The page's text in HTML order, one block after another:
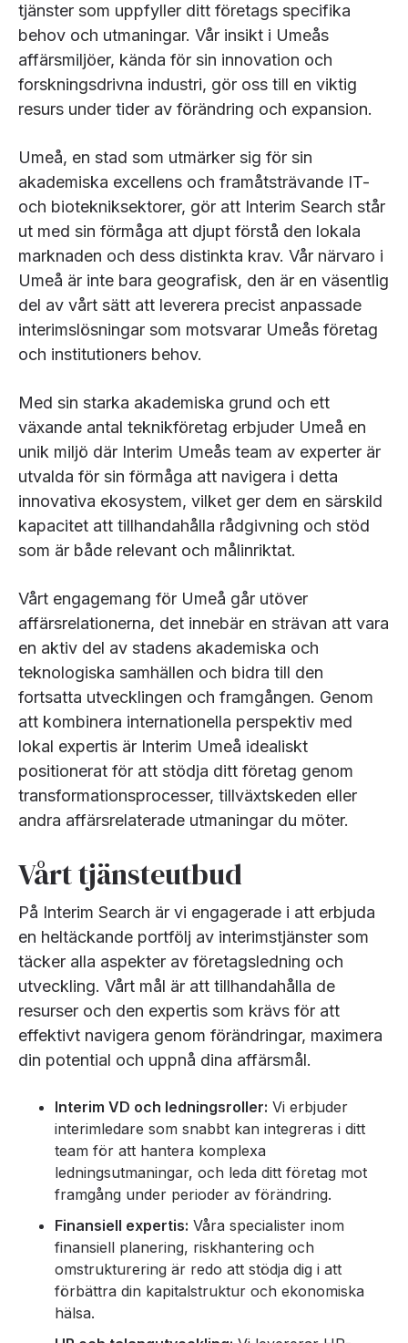
tjänster som uppfyller ditt företags specifika
behov och utmaningar. Vår insikt i Umeås
affärsmiljöer, kända för sin innovation och
forskningsdrivna industri, gör oss till en viktig
resurs under tider av förändring och expansion.
Umeå, en stad som utmärker sig för sin
akademiska excellens och framåtsträvande IT-
och biotekniksektorer, gör att Interim Search står
ut med sin förmåga att djupt förstå den lokala
marknaden och dess distinkta krav. Vår närvaro i
Umeå är inte bara geografisk, den är en väsentlig
del av vårt sätt att leverera precist anpassade
interimslösningar som motsvarar Umeås företag
och institutioners behov.
Med sin starka akademiska grund och ett
växande antal teknikföretag erbjuder Umeå en
unik miljö där Interim Umeås team av experter är
utvalda för sin förmåga att navigera i detta
innovativa ekosystem, vilket ger dem en särskild
kapacitet att tillhandahålla rådgivning och stöd
som är både relevant och målinriktat.
Vårt engagemang för Umeå går utöver
affärsrelationerna, det innebär en strävan att vara
en aktiv del av stadens akademiska och
teknologiska samhällen och bidra till den
fortsatta utvecklingen och framgången. Genom
att kombinera internationella perspektiv med
lokal expertis är Interim Umeå idealiskt
positionerat för att stödja ditt företag genom
transformationsprocesser, tillväxtskeden eller
andra affärsrelaterade utmaningar du möter.
Vårt tjänsteutbud
På Interim Search är vi engagerade i att erbjuda
en heltäckande portfölj av interimstjänster som
täcker alla aspekter av företagsledning och
utveckling. Vårt mål är att tillhandahålla de
resurser och den expertis som krävs för att
effektivt navigera genom förändringar, maximera
din potential och uppnå dina affärsmål.
Interim VD och ledningsroller: Vi erbjuder
interimledare som snabbt kan integreras i ditt
team för att hantera komplexa
ledningsutmaningar, och leda ditt företag mot
framgång under perioder av förändring.
Finansiell expertis: Våra specialister inom
finansiell planering, riskhantering och
omstrukturering är redo att stödja dig i att
förbättra din kapitalstruktur och ekonomiska
hälsa.